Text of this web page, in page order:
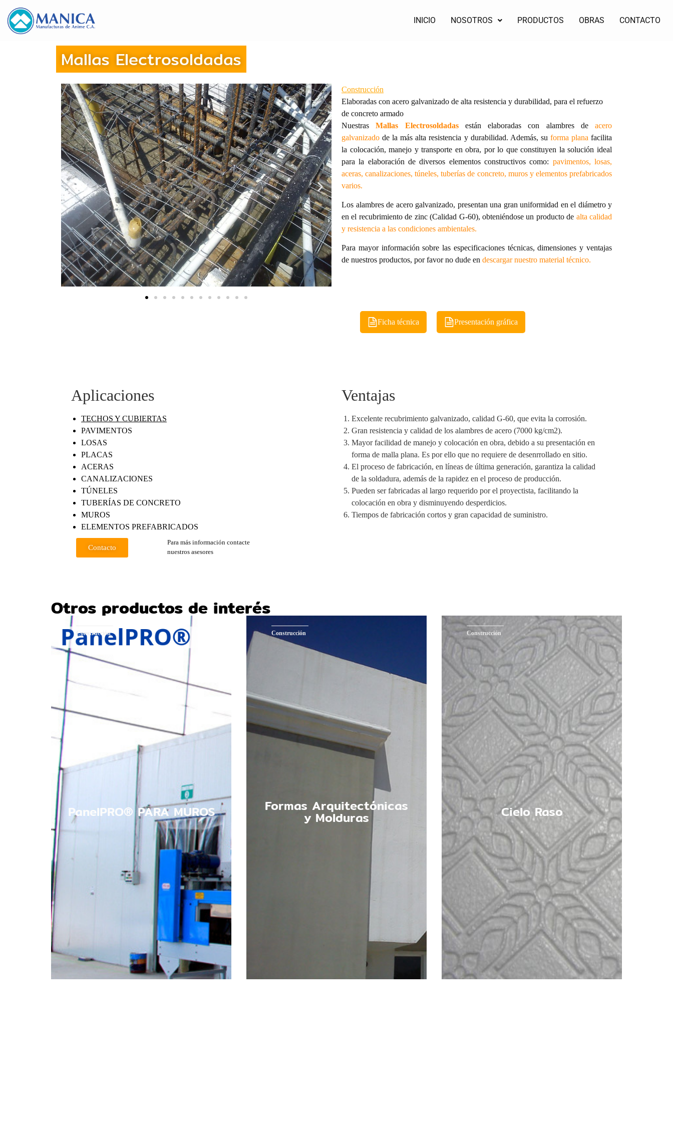
INICIO NOSOTROS PRODUCTOS OBRAS CONTACTO
Mallas Electrosoldadas
Construcción
Elaboradas con acero galvanizado de alta resistencia y durabilidad, para el refuerzo
de concreto armado
NuestrasMallas Electrosoldadasestán elaboradas con alambres de acero
galvanizado de la más alta resistencia y durabilidad. Además, su forma plana facilita
la colocación, manejo y transporte en obra, por lo que constituyen la solución ideal
para la elaboración de diversos elementos constructivos como: pavimentos, losas,
aceras, canalizaciones, túneles, tuberías de concreto, muros y elementos prefabricados
varios.
Los alambres de acero galvanizado, presentan una gran uniformidad en el diámetro y
en el recubrimiento de zinc (Calidad G-60), obteniéndose un producto de alta calidad
y resistencia a las condiciones ambientales.
Para mayor información sobre las especificaciones técnicas, dimensiones y ventajas
de nuestros productos, por favor no dude en descargar nuestro material técnico.
Ficha técnica Presentación gráfica
Aplicaciones
TECHOS Y CUBIERTAS
PAVIMENTOS
LOSAS
PLACAS
ACERAS
CANALIZACIONES
TÚNELES
TUBERÍAS DE CONCRETO
MUROS
ELEMENTOS PREFABRICADOS
Contacto
Para más información contacte
nuestros asesores
Ventajas
Excelente recubrimiento galvanizado, calidad G-60, que evita la corrosión.
Gran resistencia y calidad de los alambres de acero (7000 kg/cm2).
Mayor facilidad de manejo y colocación en obra, debido a su presentación en
forma de malla plana. Es por ello que no requiere de desenrrollado en sitio.
El proceso de fabricación, en líneas de última generación, garantiza la calidad
de la soldadura, además de la rapidez en el proceso de producción.
Pueden ser fabricadas al largo requerido por el proyectista, facilitando la
colocación en obra y disminuyendo desperdicios.
Tiempos de fabricación cortos y gran capacidad de suministro.
Otros productos de interés
Construcción
PanelPRO® PARA MUROS
Construcción
Formas Arquitectónicas
y Molduras
Construcción
Cielo Raso